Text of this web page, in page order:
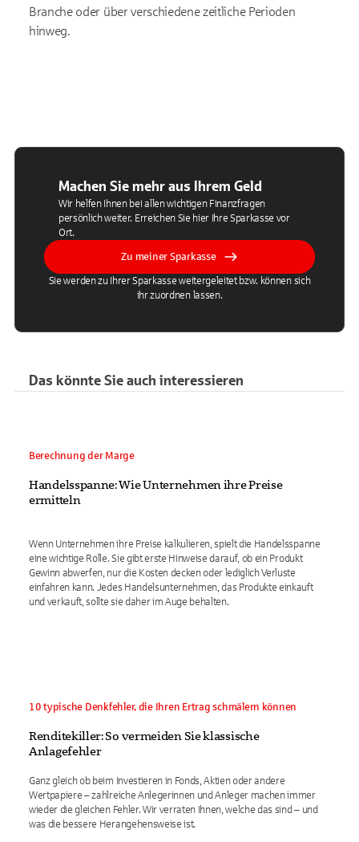
Branche oder über verschiedene zeitliche Perioden
hinweg.
Machen Sie mehr aus Ihrem Geld
Wir helfen Ihnen bei allen wichtigen Finanzfragen
persönlich weiter. Erreichen Sie hier Ihre Sparkasse vor
Ort.
Zu meiner Sparkasse
Sie werden zu Ihrer Sparkasse weitergeleitet bzw. können sich
ihr zuordnen lassen.
Das könnte Sie auch interessieren
Berechnung der Marge
Handelsspanne: Wie Unternehmen ihre Preise
ermitteln
Wenn Unternehmen ihre Preise kalkulieren, spielt die Handelsspanne
eine wichtige Rolle. Sie gibt erste Hinweise darauf, ob ein Produkt
Gewinn abwerfen, nur die Kosten decken oder lediglich Verluste
einfahren kann. Jedes Handelsunternehmen, das Produkte einkauft
und verkauft, sollte sie daher im Auge behalten.
10 typische Denkfehler, die Ihren Ertrag schmälern können
Renditekiller: So vermeiden Sie klassische
Anlagefehler
Ganz gleich ob beim Investieren in Fonds, Aktien oder andere
Wertpapiere – zahlreiche Anlegerinnen und Anleger machen immer
wieder die gleichen Fehler. Wir verraten Ihnen, welche das sind – und
was die bessere Herangehensweise ist.